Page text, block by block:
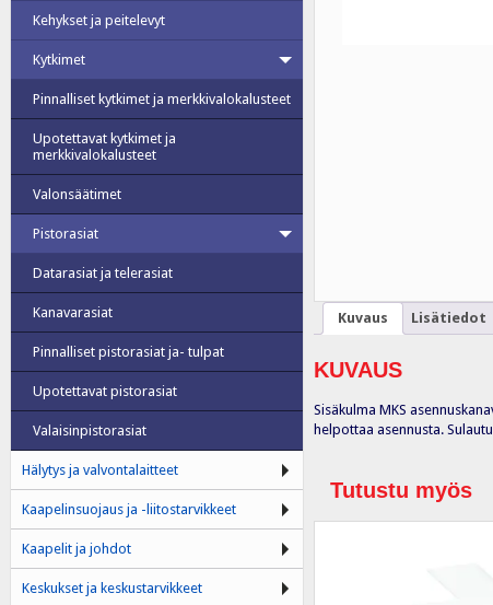
Kuvaus Lisätiedot
KUVAUS
Sisäkulma MKS
helpottaa asennusta.
Tutustu myös
Kehykset ja peitelevyt
Kytkimet
Pinnalliset kytkimet ja merkkivalokalusteet
Upotettavat kytkimet ja
merkkivalokalusteet
Valonsäätimet
Pistorasiat
Datarasiat ja telerasiat
Kanavarasiat
Pinnalliset pistorasiat ja- tulpat
Upotettavat pistorasiat
Valaisinpistorasiat
Hälytys ja valvontalaitteet
Kaapelinsuojaus ja -liitostarvikkeet
Kaapelit ja johdot
Keskukset ja keskustarvikkeet